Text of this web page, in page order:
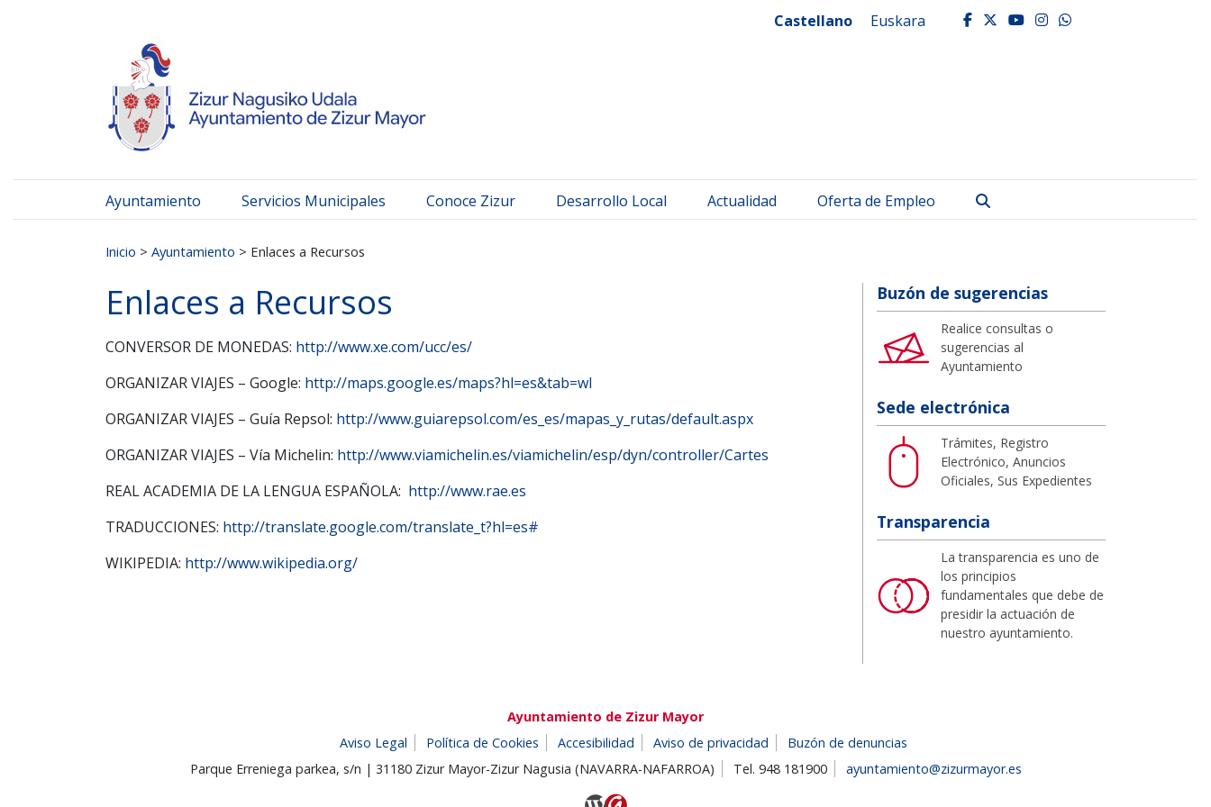
Castellano Euskara facebook
twitter
youtube
instagram
whatsapp
Ayuntamiento Servicios Municipales Conoce Zizur Desarrollo Local Actualidad Oferta de Empleo
Inicio > Ayuntamiento > Enlaces a Recursos
Enlaces a Recursos
CONVERSOR DE MONEDAS: http://www.xe.com/ucc/es/
ORGANIZAR VIAJES – Google: http://maps.google.es/maps?hl=es&tab=wl
ORGANIZAR VIAJES – Guía Repsol: http://www.guiarepsol.com/es_es/mapas_y_rutas/default.aspx
ORGANIZAR VIAJES – Vía Michelin: http://www.viamichelin.es/viamichelin/esp/dyn/controller/Cartes
REAL ACADEMIA DE LA LENGUA ESPAÑOLA: http://www.rae.es
TRADUCCIONES: http://translate.google.com/translate_t?hl=es#
WIKIPEDIA: http://www.wikipedia.org/
Buzón de sugerencias
Realice consultas o
sugerencias al
Ayuntamiento
Sede electrónica
Trámites, Registro
Electrónico, Anuncios
Oficiales, Sus Expedientes
Transparencia
La transparencia es uno de
los principios
fundamentales que debe de
presidir la actuación de
nuestro ayuntamiento.
Ayuntamiento de Zizur Mayor
Aviso Legal
Política de Cookies Accesibilidad Aviso de privacidad
Buzón de denuncias
Parque Erreniega parkea, s/n | 31180 Zizur Mayor-Zizur Nagusia (NAVARRA-NAFARROA)
Tel. 948 181900 ayuntamiento@zizurmayor.es